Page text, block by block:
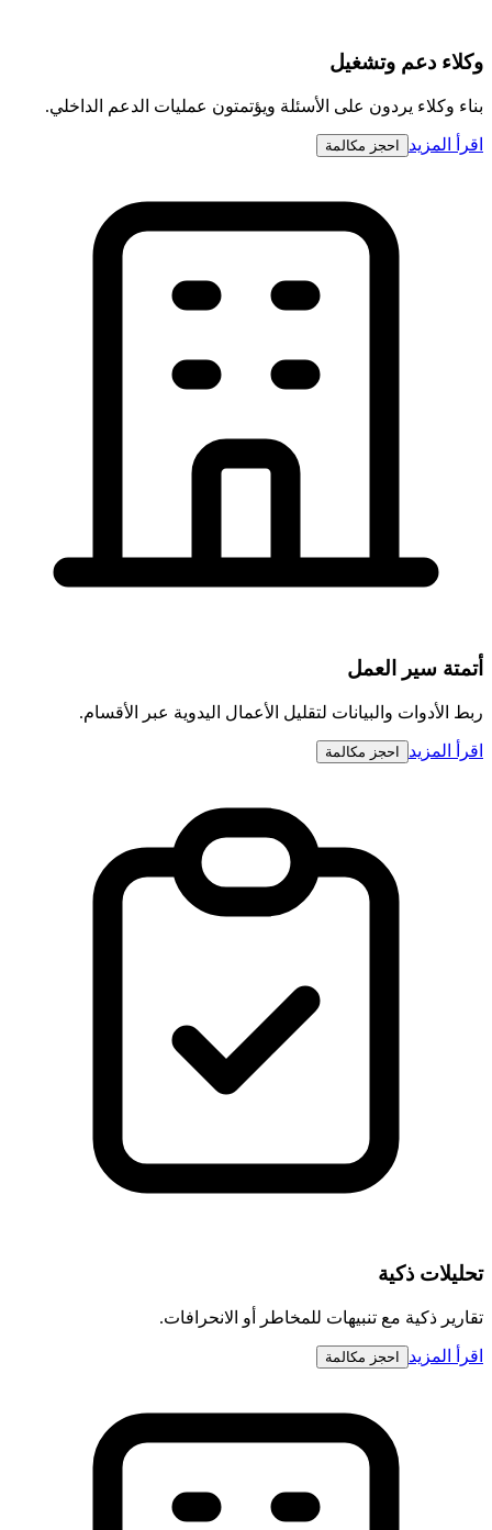
وكلاء دعم وتشغيل
بناء وكلاء يردون على الأسئلة ويؤتمتون عمليات الدعم الداخلي.
اقرأ المزيد احجز مكالمة
أتمتة سير العمل
ربط الأدوات والبيانات لتقليل الأعمال اليدوية عبر الأقسام.
اقرأ المزيد احجز مكالمة
تحليلات ذكية
تقارير ذكية مع تنبيهات للمخاطر أو الانحرافات.
اقرأ المزيد احجز مكالمة